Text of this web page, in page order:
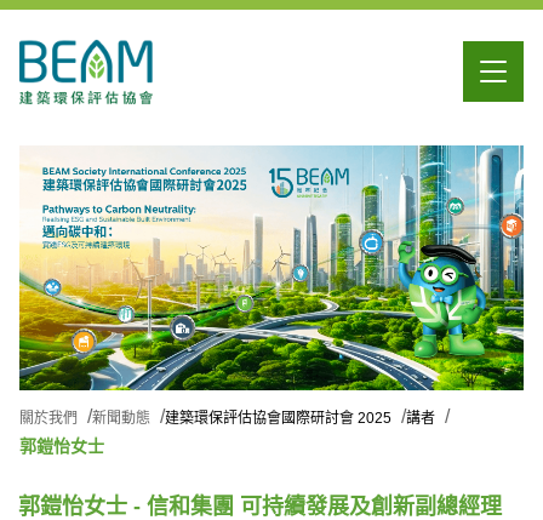
關於我們 新聞動態 建築環保評估協會國際研討會 2025 講者
郭鎧怡女士
郭鎧怡女士 - 信和集團 可持續發展及創新副總經理